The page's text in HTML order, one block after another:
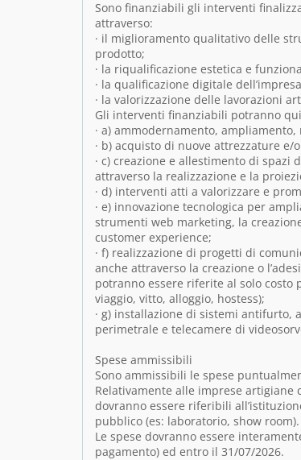
Sono finanziabili gli interventi
attraverso:
· il miglioramento qualitativo delle
prodotto;
· la riqualificazione estetica e
· la qualificazione digitale
· la valorizzazione delle lavorazioni
Gli interventi finanziabili potranno
· a) ammodernamento,
· b) acquisto di nuove attrezzature
· c) creazione e allestimento di
attraverso la realizzazione e la
· d) interventi atti a valorizzare e
· e) innovazione tecnologica per
strumenti web marketing, la
customer experience;
· f) realizzazione di progetti di
anche attraverso la creazione o
potranno essere riferite al solo costo
viaggio, vitto, alloggio, hostess);
· g) installazione di sistemi
perimetrale e telecamere di
Spese ammissibili
Sono ammissibili le spese
Relativamente alle imprese
dovranno essere riferibili
pubblico (es: laboratorio, show room).
Le spese dovranno essere
pagamento) ed entro il 31/07/2026.